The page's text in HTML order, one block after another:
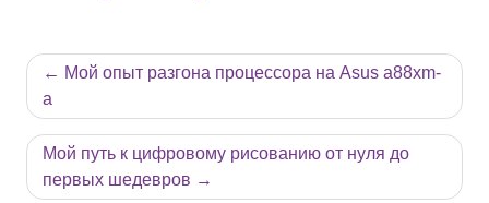
Навигация
по
записям
Мой опыт разгона процессора на Asus a88xm-
a
Мой путь к цифровому рисованию от нуля до
первых шедевров